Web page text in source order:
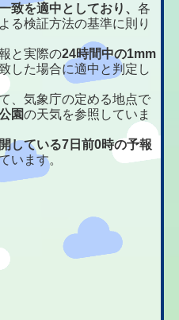
致を適中としており、各
る検証方法の基準に則り
と実際の24時間中の1mm
した場合に適中と判定し
、気象庁の定める地点で
園の天気を参照していま
している7日前0時の予報
います。